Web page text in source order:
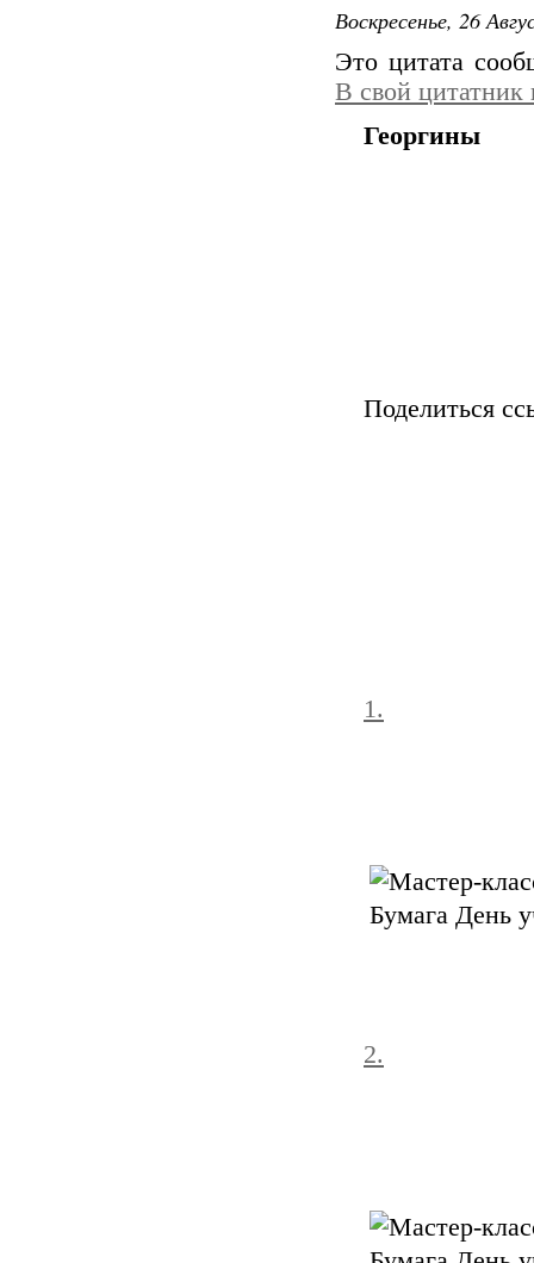
Воскресенье, 26
Это цитата
В свой цитатник
Георгины
Поделиться
1.
2.